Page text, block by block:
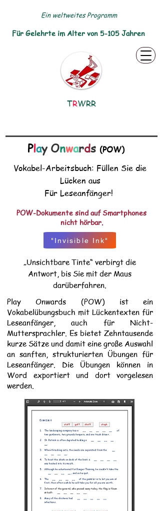
Ein weltweites Programm
Für Gelehrte im Alter von 5-105 Jahren
TRWRR
Play Onwards (POW)
Vokabel-Arbeitsbuch: Füllen Sie die
Lücken aus
Für Leseanfänger!
POW-Dokumente sind auf Smartphones
nicht hörbar.
"Invisible Ink"
„Unsichtbare Tinte“ verbirgt die
Antwort, bis Sie mit der Maus
darüberfahren.
Play Onwards (POW) ist ein
Vokabelübungsbuch mit Lückentexten für
Leseanfänger, auch für Nicht-
Muttersprachler. Es bietet Zehntausende
kurze Sätze und damit eine große Auswahl
an sanften, strukturierten Übungen für
Leseanfänger. Die Übungen können in
Word exportiert und dort vorgelesen
werden.